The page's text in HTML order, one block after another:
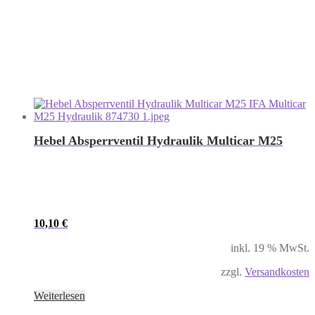
Hebel Absperrventil Hydraulik Multicar M25
10,10 €
inkl. 19 % MwSt.
zzgl. Versandkosten
Weiterlesen